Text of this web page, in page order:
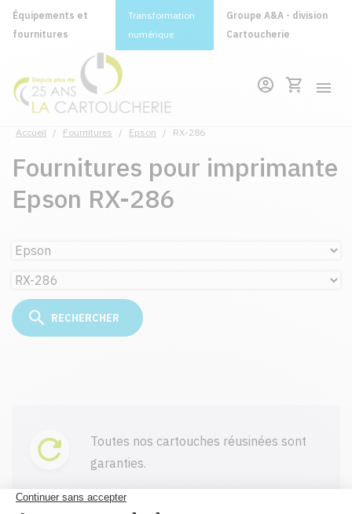
Équipements et
fournitures
Transformation
numérique
Groupe A&A - division
Cartoucherie
Accueil / Fournitures / Epson / RX-286
Fournitures pour imprimante
Epson RX-286
Toutes nos cartouches réusinées sont
garanties.